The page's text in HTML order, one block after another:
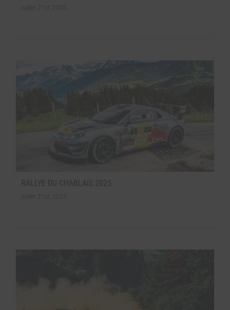
juillet 21st, 2025
RALLYE DU CHABLAIS 2025
juillet 21st, 2025